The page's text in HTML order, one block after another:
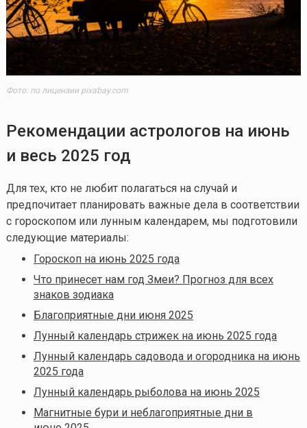
Фото: по лицензии pixabay.com
Рекомендации астрологов на июнь
и весь 2025 год
Для тех, кто не любит полагаться на случай и
предпочитает планировать важные дела в соответствии
с гороскопом или лунным календарем, мы подготовили
следующие материалы:
Гороскоп на июнь 2025 года
Что принесет нам год Змеи? Прогноз для всех
знаков зодиака
Благоприятные дни июня 2025
Лунный календарь стрижек на июнь 2025 года
Лунный календарь садовода и огородника на июнь
2025 года
Лунный календарь рыболова на июнь 2025
Магнитные бури и неблагоприятные дни в